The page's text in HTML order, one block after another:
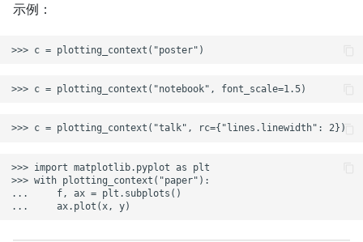
示例：
>>> import matplotlib.pyplot as plt
>>> with plotting_context("paper"):
...     f, ax = plt.subplots()